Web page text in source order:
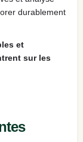
durablement
et
sur les